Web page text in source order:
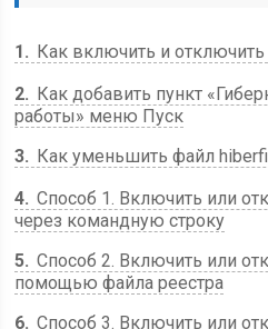
1
Как включить и
2
Как добавить пункт
работы» меню Пуск
3
Как уменьшить файл
4 Способ 1. Включить или
через командную строку
5 Способ 2. Включить или
помощью файла реестра
6 Способ 3. Включить или